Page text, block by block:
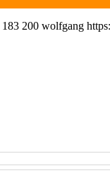
183 200 wolfgang